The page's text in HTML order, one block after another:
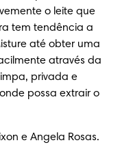
o leite que
tem tendência a
até obter uma
através da
privada e
possa extrair o
e Angela Rosas.